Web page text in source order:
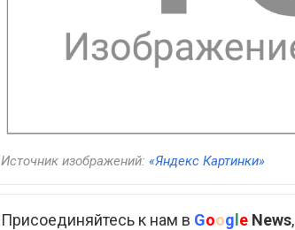
Источник изображений: «Яндекс Картинки»
Присоединяйтесь к нам в Goog e News,